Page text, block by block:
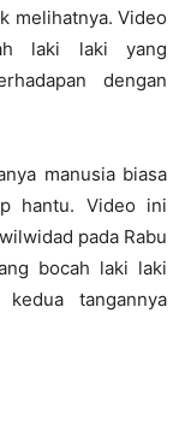
melihatnya. Video
laki laki yang
dengan
manusia biasa
hantu. Video ini
pada Rabu
bocah laki laki
tangannya